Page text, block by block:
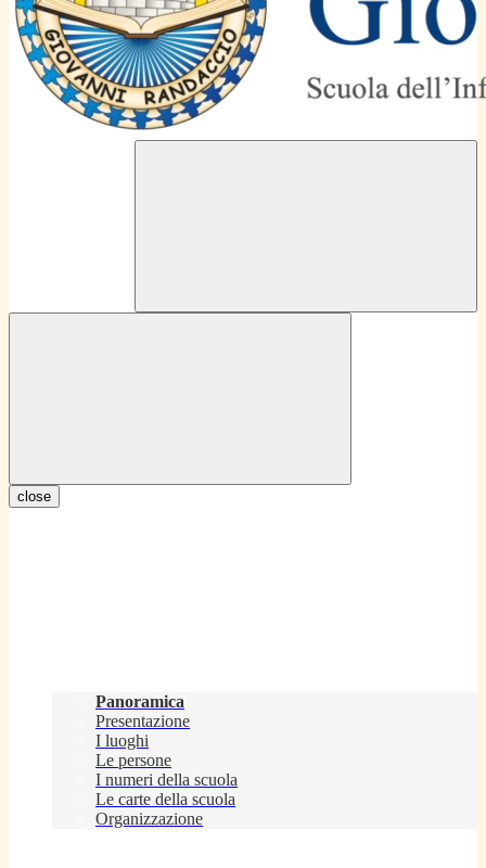
close
Panoramica
Presentazione
I luoghi
Le persone
I numeri della scuola
Le carte della scuola
Organizzazione